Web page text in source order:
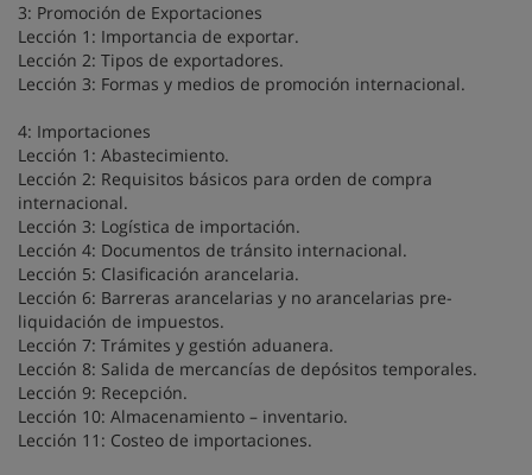
3: Promoción de Exportaciones
Lección 1: Importancia de exportar.
Lección 2: Tipos de exportadores.
Lección 3: Formas y medios de promoción internacional.
4: Importaciones
Lección 1: Abastecimiento.
Lección 2: Requisitos básicos para orden de compra
internacional.
Lección 3: Logística de importación.
Lección 4: Documentos de tránsito internacional.
Lección 5: Clasificación arancelaria.
Lección 6: Barreras arancelarias y no arancelarias pre-
liquidación de impuestos.
Lección 7: Trámites y gestión aduanera.
Lección 8: Salida de mercancías de depósitos temporales.
Lección 9: Recepción.
Lección 10: Almacenamiento – inventario.
Lección 11: Costeo de importaciones.